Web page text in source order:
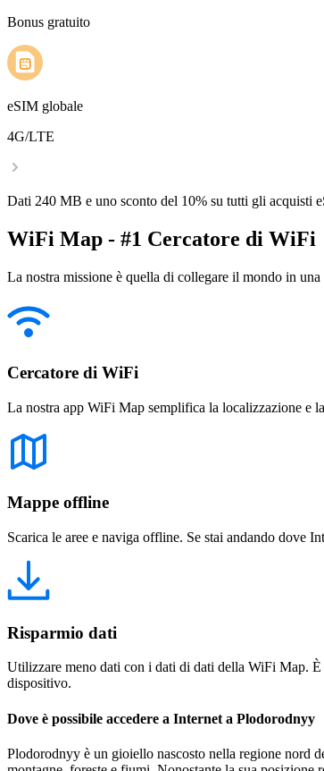
Bonus gratuito
eSIM globale
4G/LTE
Dati 240 MB e uno sconto del 10% su tutti gli acquisti
WiFi Map - #1 Cercatore di WiFi
La nostra missione è quella di collegare il mondo in
Cercatore di WiFi
La nostra app WiFi Map semplifica la localizzazione e
Mappe offline
Scarica le aree e naviga offline. Se stai andando dove
Risparmio dati
Utilizzare meno dati con i dati di dati della WiFi Map. È
dispositivo.
Dove è possibile accedere a Internet a Plodorodnyy
Plodorodnyy è un gioiello nascosto nella regione nord